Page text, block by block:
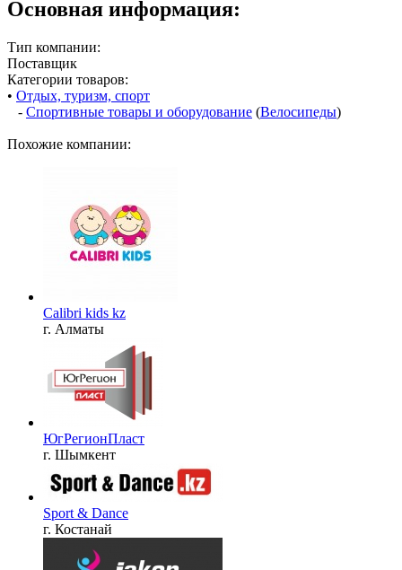
Основная информация:
Тип компании:
Поставщик
Категории товаров:
• Отдых, туризм, спорт
- Спортивные товары и оборудование (Велосипеды)
Похожие компании:
Calibri kids kz
г. Алматы
ЮгРегионПласт
г. Шымкент
Sport & Dance
г. Костанай